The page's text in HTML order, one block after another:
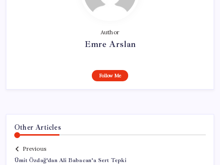
Author
Emre Arslan
Follow Me
Other Articles
Previous
Ümit Özdağ’dan Ali Babacan’a Sert Tepki